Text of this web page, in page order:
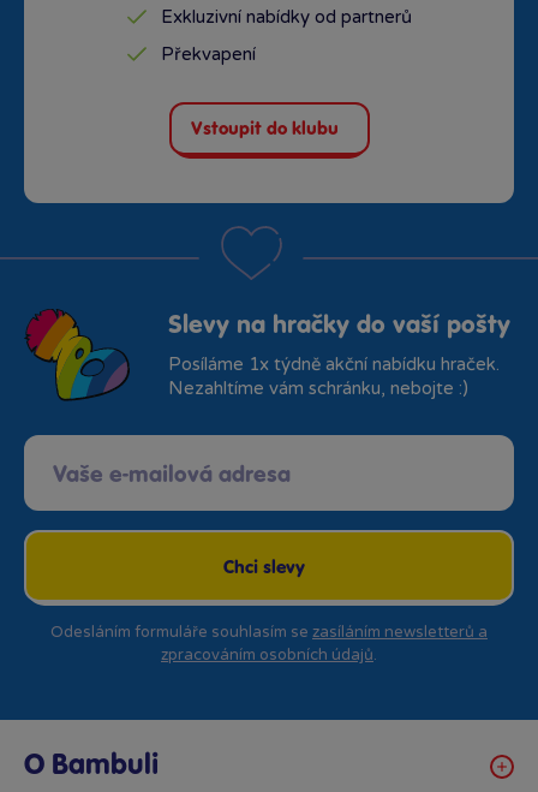
Exkluzivní nabídky od partnerů
Překvapení
Vstoupit do klubu
Slevy na hračky do vaší pošty
Posíláme 1x týdně akční nabídku hraček.
Nezahltíme vám schránku, nebojte :)
Chci slevy
Odesláním formuláře souhlasím se zasíláním newsletterů a
zpracováním osobních údajů.
O Bambuli